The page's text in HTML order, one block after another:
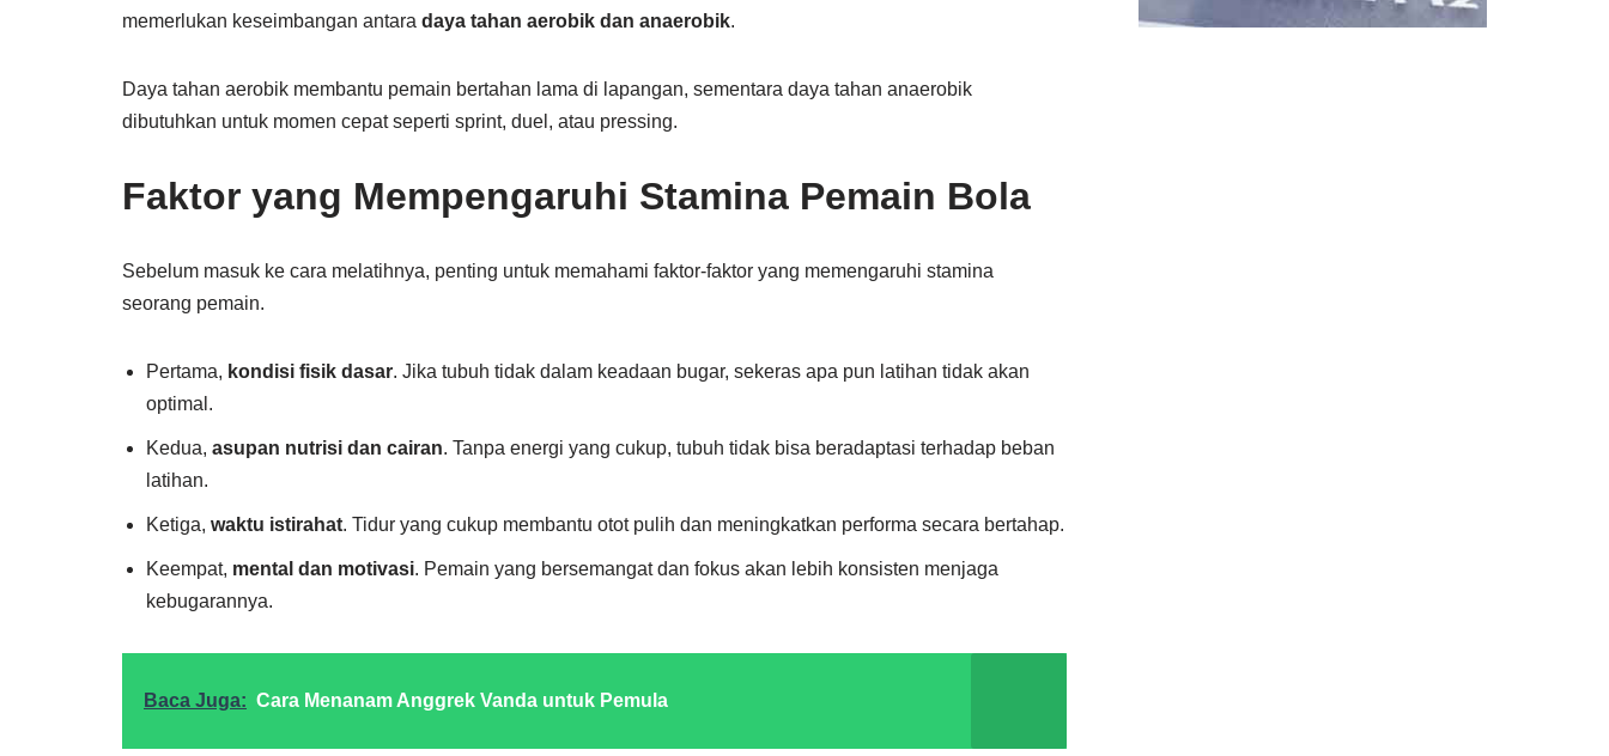
memerlukan keseimbangan antara daya tahan aerobik dan anaerobik.
Daya tahan aerobik membantu pemain bertahan lama di lapangan, sementara daya tahan anaerobik
dibutuhkan untuk momen cepat seperti sprint, duel, atau pressing.
Faktor yang Mempengaruhi Stamina Pemain Bola
Sebelum masuk ke cara melatihnya, penting untuk memahami faktor-faktor yang memengaruhi stamina
seorang pemain.
Pertama, kondisi fisik dasar. Jika tubuh tidak dalam keadaan bugar, sekeras apa pun latihan tidak akan
optimal.
Kedua, asupan nutrisi dan cairan. Tanpa energi yang cukup, tubuh tidak bisa beradaptasi terhadap beban
latihan.
Ketiga, waktu istirahat. Tidur yang cukup membantu otot pulih dan meningkatkan performa secara bertahap.
Keempat, mental dan motivasi. Pemain yang bersemangat dan fokus akan lebih konsisten menjaga
kebugarannya.
Baca Juga: Cara Menanam Anggrek Vanda untuk Pemula